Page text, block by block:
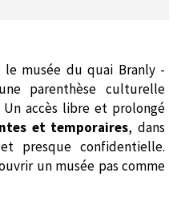
le musée du quai Branly -
parenthèse culturelle
accès libre et prolongé
et temporaires, dans
presque confidentielle.
un musée pas comme